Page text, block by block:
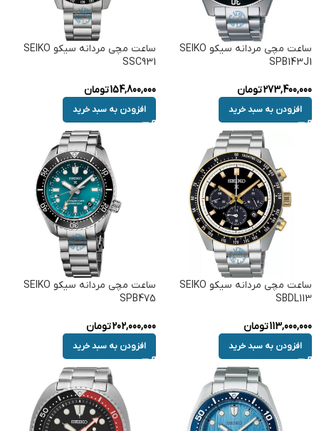
ساعت مچی مردانه سیکو SEIKO
SPB143J1
273,400,000تومان
افزودن به سبد خرید
ساعت مچی مردانه سیکو SEIKO
SSC931
154,800,000تومان
افزودن به سبد خرید
ساعت مچی مردانه سیکو SEIKO
SBDL113
113,000,000تومان
افزودن به سبد خرید
ساعت مچی مردانه سیکو SEIKO
SPB475
202,000,000تومان
افزودن به سبد خرید